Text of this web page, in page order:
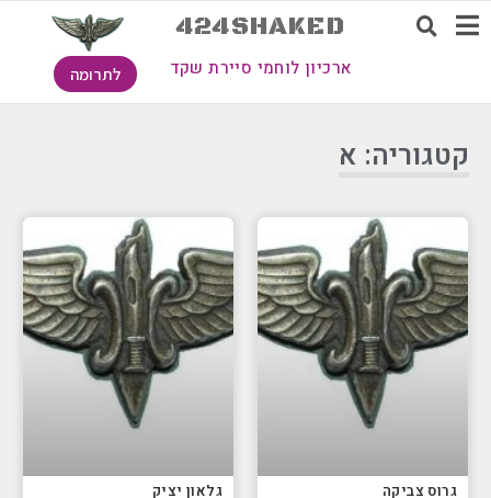
424SHAKED
ארכיון לוחמי סיירת שקד לתרומה
קטגוריה: א
גרוס צביקה גלאון יציק